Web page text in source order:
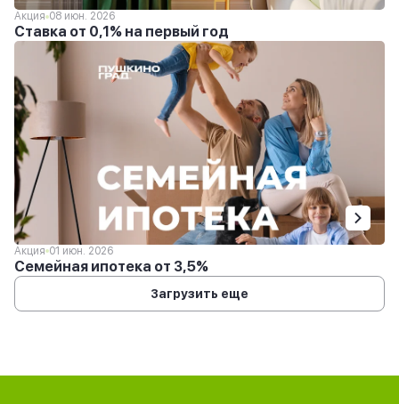
Акция 08 июн. 2026
Ставка от 0,1% на первый год
Акция 01 июн. 2026
Семейная ипотека от 3,5%
Загрузить еще